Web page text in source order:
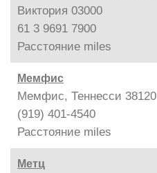
Виктория 03000
61 3 9691 7900
Расстояние miles
Мемфис
Мемфис, Теннесси 38120
(919) 401-4540
Расстояние miles
Метц